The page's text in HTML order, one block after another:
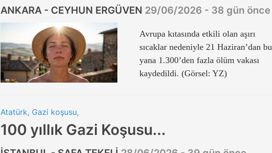
ANKARA - CEYHUN ERGÜVEN 29/06/2026 - 38 gün önce
Avrupa kıtasında etkili olan aşırı
sıcaklar nedeniyle 21 Haziran’dan bu
yana 1.300’den fazla ölüm vakası
kaydedildi. (Görsel: YZ)
Atatürk, Gazi koşusu,
100 yıllık Gazi Koşusu...